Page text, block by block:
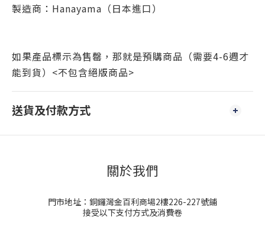
製造商： Hanayama （日本進口）
如果產品標示為售罄，那就是預購商品（需要4-6週才
能到貨）<不包含絕版商品>
送貨及付款方式
關於我們
門市地址：銅鑼灣金百利商場2樓226-227號鋪
接受以下支付方式及消費卷